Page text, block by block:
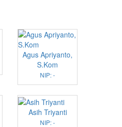
Agus Apriyanto,
S.Kom
NIP: -
Asih Triyanti
NIP: -